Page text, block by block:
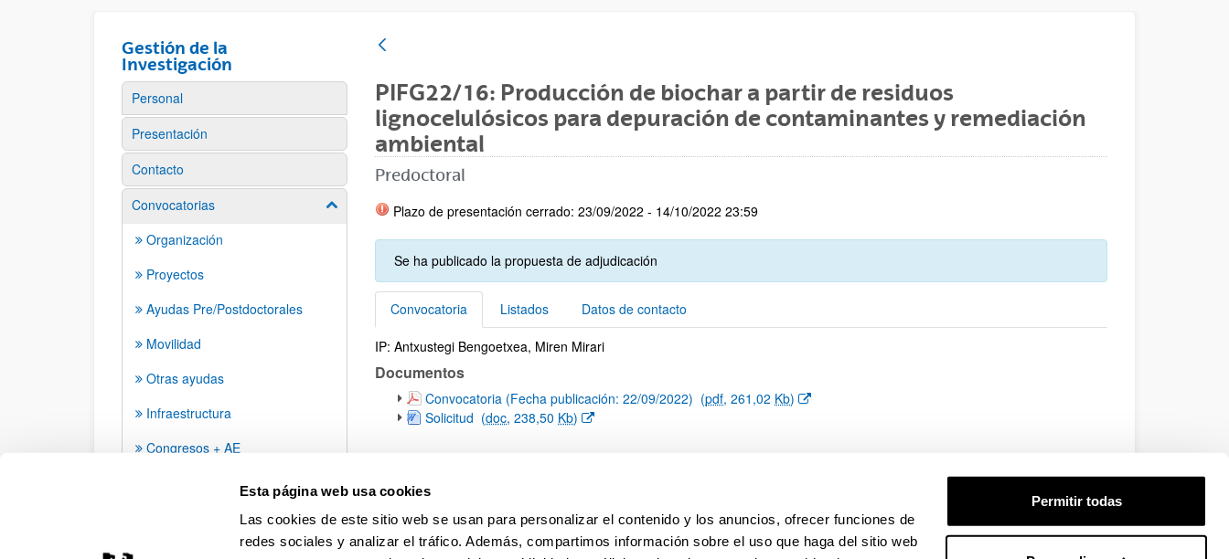
Esta página web usa cookies
Las cookies de este sitio web se usan para personalizar el contenido y los anuncios, ofrecer funciones de
redes sociales y analizar el tráfico. Además, compartimos información sobre el uso que haga del sitio web
Permitir todas
Gestión de la
Investigación
Personal
Presentación
Contacto
Convocatorias
Mostrar/ocultar subpáginas
Organización
Proyectos
Ayudas Pre/Postdoctorales
Movilidad
Otras ayudas
Infraestructura
Congresos + AE
Grupos de investigación
PIFG22/16: Producción de biochar a partir de residuos
lignocelulósicos para depuración de contaminantes y remediación
ambiental
Predoctoral
Plazo de presentación cerrado: 23/09/2022 - 14/10/2022 23:59
Se ha publicado la propuesta de adjudicación
Convocatoria Listados Datos de contacto
Convocatoria
IP: Antxustegi Bengoetxea, Miren Mirari
Documentos
(Abre una nueva ventana)
Convocatoria (Fecha publicación: 22/09/2022) (pdf, 261,02 Kb)
(Abre una nueva ventana)
Solicitud (doc, 238,50 Kb)